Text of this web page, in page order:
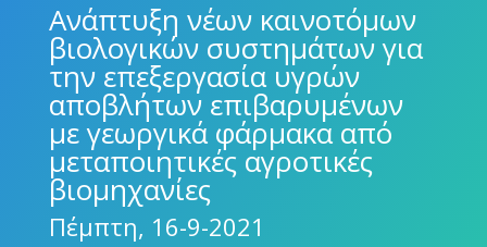
Ανάπτυξη νέων καινοτόμων
βιολογικών συστημάτων για
την επεξεργασία υγρών
αποβλήτων επιβαρυμένων
με γεωργικά φάρμακα από
μεταποιητικές αγροτικές
βιομηχανίες
Πέμπτη, 16-9-2021